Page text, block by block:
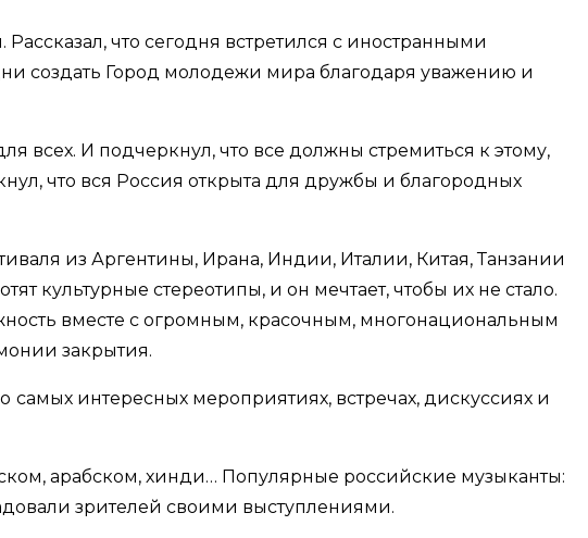
что сегодня встретился с иностранными
создать Город молодежи мира благодаря уважению и
всех. И подчеркнул, что все должны стремиться к этому,
что вся Россия открыта для дружбы и благородных
из Аргентины, Ирана, Индии, Италии, Китая, Танзании
культурные стереотипы, и он мечтает, чтобы их не стало.
вместе с огромным, красочным, многонациональным
закрытия.
самых интересных мероприятиях, встречах, дискуссиях и
арабском, хинди… Популярные российские музыканты:
зрителей своими выступлениями.